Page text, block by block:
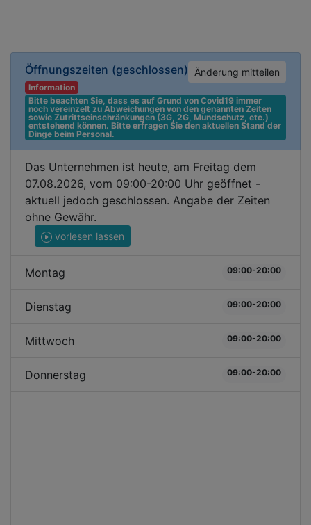
Öffnungszeiten (geschlossen) Änderung mitteilen
Information
Bitte beachten Sie, dass es auf Grund von Covid19 immer
noch vereinzelt zu Abweichungen von den genannten Zeiten
sowie Zutrittseinschränkungen (3G, 2G, Mundschutz, etc.)
entstehend können. Bitte erfragen Sie den aktuellen Stand der
Dinge beim Personal.
Das Unternehmen ist heute, am Freitag dem
07.08.2026, vom 09:00-20:00 Uhr geöffnet -
aktuell jedoch geschlossen. Angabe der Zeiten
ohne Gewähr.
vorlesen lassen
Montag 09:00-20:00
Dienstag 09:00-20:00
Mittwoch 09:00-20:00
Donnerstag 09:00-20:00